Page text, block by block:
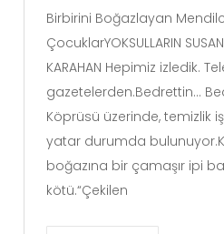
Birbirini Boğazlayan
ÇocuklarYOKSULLARIN
KARAHAN Hepimiz izledik.
gazetelerden.Bedrettin…
Köprüsü üzerinde, temizlik
yatar durumda
boğazına bir çamaşır ipi
kötü.“Çekilen